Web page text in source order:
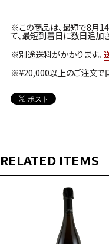
※この商品は、最短で8月
て、最短到着日に数日追加
※別途送料がかかります。
※¥20,000以上のご注文で
RELATED ITEMS